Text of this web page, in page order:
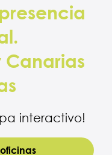
Canarias
interactivo!